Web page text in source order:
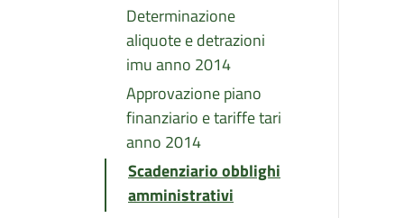
Determinazione
aliquote e detrazioni
imu anno 2014
Approvazione piano
finanziario e tariffe tari
anno 2014
Scadenziario obblighi
amministrativi